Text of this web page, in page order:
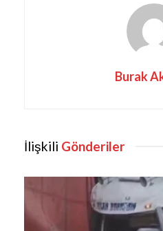
Burak
İlişkili Gönderiler